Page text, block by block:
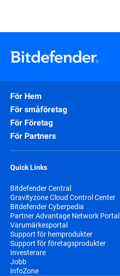
För Hem
För småföretag
För Företag
För Partners
Quick Links
Bitdefender Central
Gravityzone Cloud Control Center
Bitdefender Cyberpedia
Partner Advantage Network Portal
Varumärkesportal
Support för hemprodukter
Support för företagsprodukter
Investerare
Jobb
InfoZone